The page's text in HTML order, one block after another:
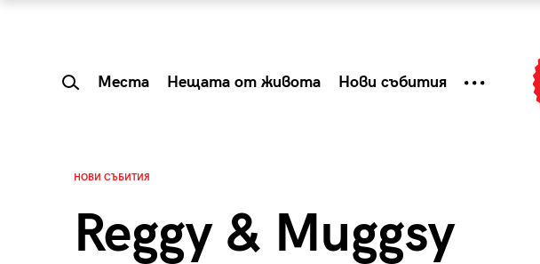
Места Нещата от живота Нови събития
НОВИ СЪБИТИЯ
Reggy & Muggsy